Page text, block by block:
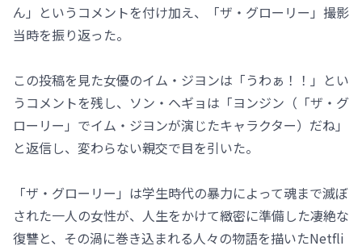
ん」というコメントを付け加え、「ザ・グローリー」撮影
当時を振り返った。
この投稿を見た女優のイム・ジヨンは「うわぁ！！」とい
うコメントを残し、ソン・ヘギョは「ヨンジン（「ザ・グ
ローリー」でイム・ジヨンが演じたキャラクター）だね」
と返信し、変わらない親交で目を引いた。
「ザ・グローリー」は学生時代の暴力によって魂まで滅ぼ
された一人の女性が、人生をかけて緻密に準備した凄絶な
復讐と、その渦に巻き込まれる人々の物語を描いたNetfli